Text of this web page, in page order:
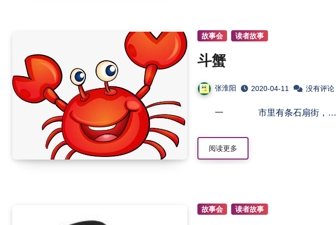
故事会 读者故事
斗蟹
张淮阳 2020-04-11 没有评论
一 市里有条石扇街，…
阅读更多
故事会 读者故事